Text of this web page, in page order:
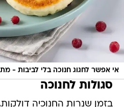
אי אפשר לחגוג חנוכה בלי לביבות -
סגולות לחנוכה
בזמן שנרות החנוכיה